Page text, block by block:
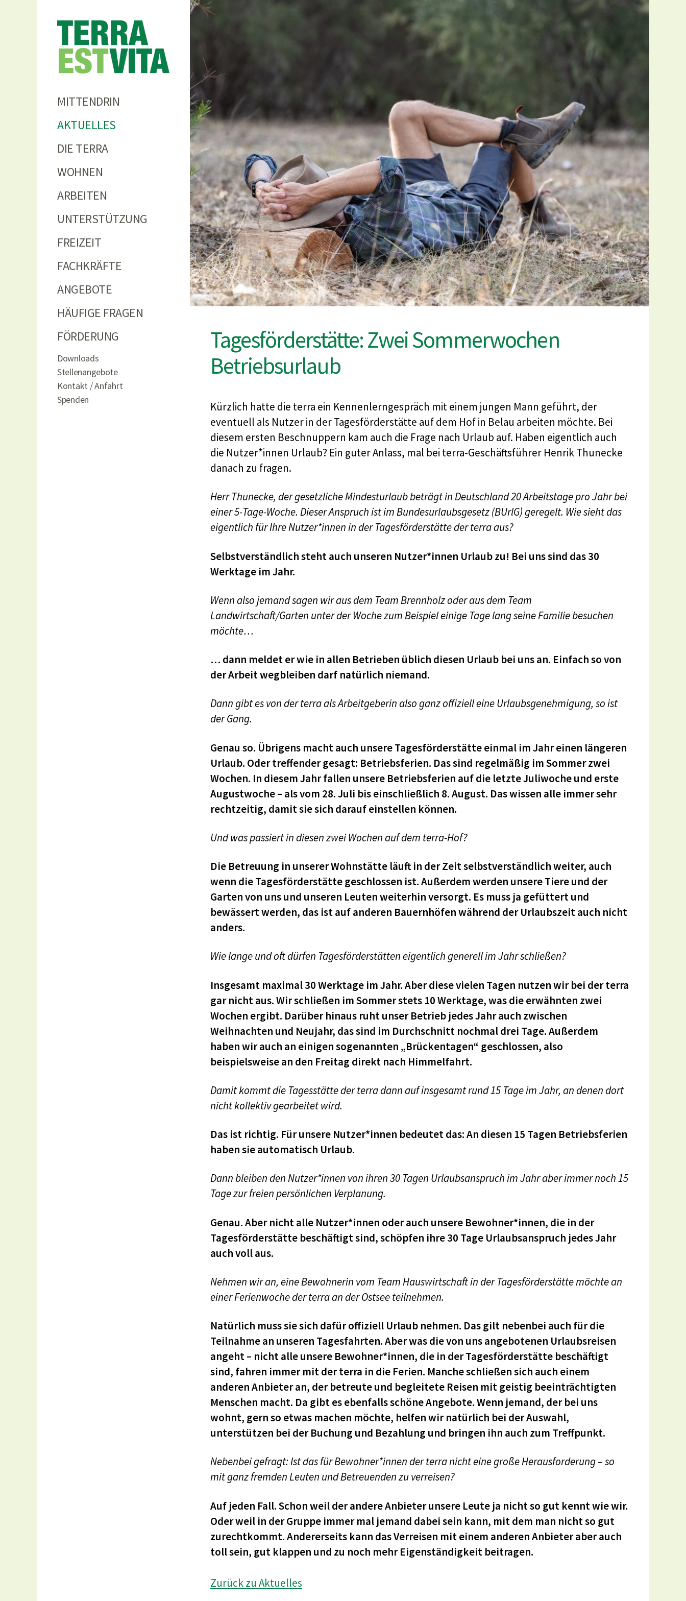
MITTENDRIN
AKTUELLES
DIE TERRA
WOHNEN
ARBEITEN
UNTERSTÜTZUNG
FREIZEIT
FACHKRÄFTE
ANGEBOTE
HÄUFIGE FRAGEN
FÖRDERUNG
Downloads
Stellenangebote
Kontakt / Anfahrt
Spenden
Tagesförderstätte: Zwei Sommerwochen
Betriebsurlaub
Kürzlich hatte die terra ein Kennenlerngespräch mit einem jungen Mann geführt, der
eventuell als Nutzer in der Tagesförderstätte auf dem Hof in Belau arbeiten möchte. Bei
diesem ersten Beschnuppern kam auch die Frage nach Urlaub auf. Haben eigentlich auch
die Nutzer*innen Urlaub? Ein guter Anlass, mal bei terra-Geschäftsführer Henrik Thunecke
danach zu fragen.
Herr Thunecke, der gesetzliche Mindesturlaub beträgt in Deutschland 20 Arbeitstage pro Jahr bei
einer 5-Tage-Woche. Dieser Anspruch ist im Bundesurlaubsgesetz (BUrlG) geregelt. Wie sieht das
eigentlich für Ihre Nutzer*innen in der Tagesförderstätte der terra aus?
Selbstverständlich steht auch unseren Nutzer*innen Urlaub zu! Bei uns sind das 30
Werktage im Jahr.
Wenn also jemand sagen wir aus dem Team Brennholz oder aus dem Team
Landwirtschaft/Garten unter der Woche zum Beispiel einige Tage lang seine Familie besuchen
möchte…
… dann meldet er wie in allen Betrieben üblich diesen Urlaub bei uns an. Einfach so von
der Arbeit wegbleiben darf natürlich niemand.
Dann gibt es von der terra als Arbeitgeberin also ganz offiziell eine Urlaubsgenehmigung, so ist
der Gang.
Genau so. Übrigens macht auch unsere Tagesförderstätte einmal im Jahr einen längeren
Urlaub. Oder treffender gesagt: Betriebsferien. Das sind regelmäßig im Sommer zwei
Wochen. In diesem Jahr fallen unsere Betriebsferien auf die letzte Juliwoche und erste
Augustwoche – als vom 28. Juli bis einschließlich 8. August. Das wissen alle immer sehr
rechtzeitig, damit sie sich darauf einstellen können.
Und was passiert in diesen zwei Wochen auf dem terra-Hof?
Die Betreuung in unserer Wohnstätte läuft in der Zeit selbstverständlich weiter, auch
wenn die Tagesförderstätte geschlossen ist. Außerdem werden unsere Tiere und der
Garten von uns und unseren Leuten weiterhin versorgt. Es muss ja gefüttert und
bewässert werden, das ist auf anderen Bauernhöfen während der Urlaubszeit auch nicht
anders.
Wie lange und oft dürfen Tagesförderstätten eigentlich generell im Jahr schließen?
Insgesamt maximal 30 Werktage im Jahr. Aber diese vielen Tagen nutzen wir bei der terra
gar nicht aus. Wir schließen im Sommer stets 10 Werktage, was die erwähnten zwei
Wochen ergibt. Darüber hinaus ruht unser Betrieb jedes Jahr auch zwischen
Weihnachten und Neujahr, das sind im Durchschnitt nochmal drei Tage. Außerdem
haben wir auch an einigen sogenannten „Brückentagen“ geschlossen, also
beispielsweise an den Freitag direkt nach Himmelfahrt.
Damit kommt die Tagesstätte der terra dann auf insgesamt rund 15 Tage im Jahr, an denen dort
nicht kollektiv gearbeitet wird.
Das ist richtig. Für unsere Nutzer*innen bedeutet das: An diesen 15 Tagen Betriebsferien
haben sie automatisch Urlaub.
Dann bleiben den Nutzer*innen von ihren 30 Tagen Urlaubsanspruch im Jahr aber immer noch 15
Tage zur freien persönlichen Verplanung.
Genau. Aber nicht alle Nutzer*innen oder auch unsere Bewohner*innen, die in der
Tagesförderstätte beschäftigt sind, schöpfen ihre 30 Tage Urlaubsanspruch jedes Jahr
auch voll aus.
Nehmen wir an, eine Bewohnerin vom Team Hauswirtschaft in der Tagesförderstätte möchte an
einer Ferienwoche der terra an der Ostsee teilnehmen.
Natürlich muss sie sich dafür offiziell Urlaub nehmen. Das gilt nebenbei auch für die
Teilnahme an unseren Tagesfahrten. Aber was die von uns angebotenen Urlaubsreisen
angeht – nicht alle unsere Bewohner*innen, die in der Tagesförderstätte beschäftigt
sind, fahren immer mit der terra in die Ferien. Manche schließen sich auch einem
anderen Anbieter an, der betreute und begleitete Reisen mit geistig beeinträchtigten
Menschen macht. Da gibt es ebenfalls schöne Angebote. Wenn jemand, der bei uns
wohnt, gern so etwas machen möchte, helfen wir natürlich bei der Auswahl,
unterstützen bei der Buchung und Bezahlung und bringen ihn auch zum Treffpunkt.
Nebenbei gefragt: Ist das für Bewohner*innen der terra nicht eine große Herausforderung – so
mit ganz fremden Leuten und Betreuenden zu verreisen?
Auf jeden Fall. Schon weil der andere Anbieter unsere Leute ja nicht so gut kennt wie wir.
Oder weil in der Gruppe immer mal jemand dabei sein kann, mit dem man nicht so gut
zurechtkommt. Andererseits kann das Verreisen mit einem anderen Anbieter aber auch
toll sein, gut klappen und zu noch mehr Eigenständigkeit beitragen.
Zurück zu Aktuelles